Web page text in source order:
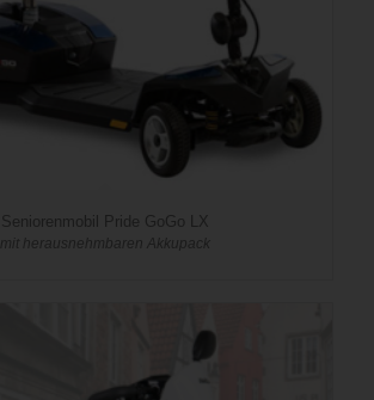
Seniorenmobil Pride GoGo LX
mit herausnehmbaren Akkupack